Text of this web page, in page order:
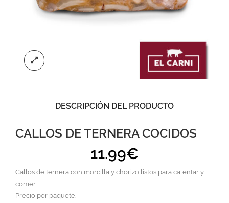
DESCRIPCIÓN DEL PRODUCTO
CALLOS DE TERNERA COCIDOS
11.99€
Callos de ternera con morcilla y chorizo listos para calentar y
comer.
Precio por paquete.